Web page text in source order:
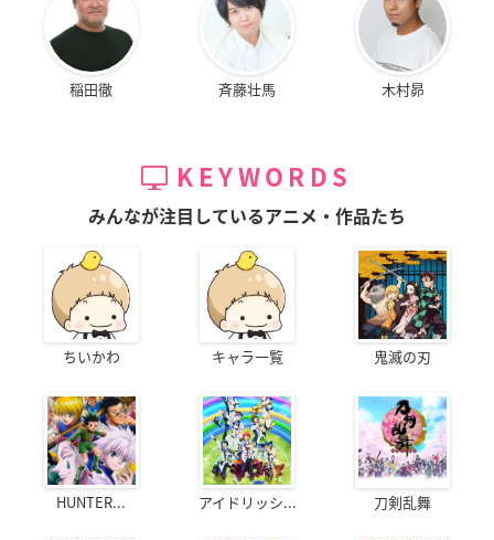
稲田徹 斉藤壮馬 木村昴
KEYWORDS
みんなが注目しているアニメ・作品たち
ちいかわ キャラ一覧 鬼滅の刃
HUNTER... アイドリッシ... 刀剣乱舞